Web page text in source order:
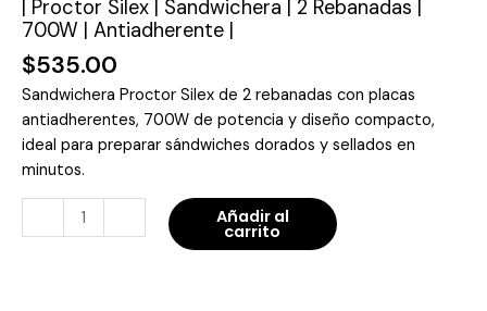
| Proctor Silex | Sandwichera | 2 Rebanadas |
700W | Antiadherente |
$535.00
Sandwichera Proctor Silex de 2 rebanadas con placas
antiadherentes, 700W de potencia y diseño compacto,
ideal para preparar sándwiches dorados y sellados en
minutos.
Añadir al
carrito